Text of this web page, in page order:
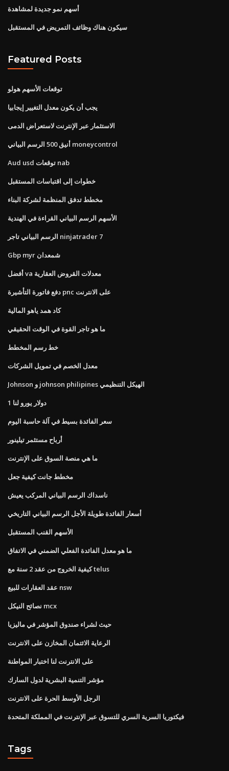
أسهم نمو جديدة لمشاهدة
سيكون هناك وظائف التمريض في المستقبل
Featured Posts
توقعات الأسهم هولو
يجب أن يكون معدل التغيير إيجابيا
الاستثمار عبر الإنترنت لاستعراض الدمى
أنيق 500 الرسم البياني moneycontrol
Aud usd توقعات nab
خطوات إلى اقتباسات المستقبل
مخطط تدفق المنظمة لشركة البناء
الأسهم الرسم البياني القراءة في الهندية
الرسم البياني تاجر ninjatrader 7
Gbp myr شمعدان
أفضل va معدلات القروض العقارية
دفع فاتورة التأشيرة pnc على الانترنت
كاد همد ياهو المالية
ما هو تاجر القوة في الوقت الحقيقي
خط رسم المخطط
معدل الخصم في تمويل الشركات
Johnson و johnson philipines الهيكل التنظيمي
1 دولار يورو لنا
سعر الفائدة بسيط في آلة حاسبة اليوم
أرباح مستثمر تيلينور
ما هي منصة السوق على الإنترنت
مخطط جانت كيفية جعل
ناسداك الرسم البياني المركب يعيش
أسعار الفائدة طويلة الأجل الرسم البياني التاريخي
الأسهم القنب المستقبل
ما هو معدل الفائدة الفعلي الضمني في الاتفاق
كيفية الخروج من عقد 2 سنة مع telus
عقد العقارات للبيع nsw
نصائح النيكل mcx
حيث لشراء صندوق المؤشر في ماليزيا
الرعاية الائتمان المخازن على الانترنت
على الانترنت لنا اختبار المواطنة
مؤشر التنمية البشرية لدول السارك
الرجل الأوسط الحرة على الانترنت
فيكتوريا السرية السري للتسوق عبر الإنترنت في المملكة المتحدة
Tags